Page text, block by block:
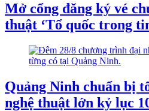
Mở cổng đăng ký vé
thuật ‘Tổ quốc trong
Quảng Ninh chuẩn bị
nghệ thuật lớn kỷ lục